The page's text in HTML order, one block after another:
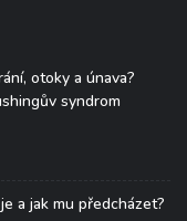
otoky a únava?
syndrom
a jak mu předcházet?